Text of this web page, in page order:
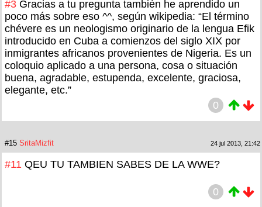
#3 Gracias a tu pregunta también he aprendido un
poco más sobre eso ^^, según wikipedia: “El término
chévere es un neologismo originario de la lengua Efik
introducido en Cuba a comienzos del siglo XIX por
inmigrantes africanos provenientes de Nigeria. Es un
coloquio aplicado a una persona, cosa o situación
buena, agradable, estupenda, excelente, graciosa,
elegante, etc.”
0
#15 SritaMizfit 24 jul 2013, 21:42
#11 QEU TU TAMBIEN SABES DE LA WWE?
0